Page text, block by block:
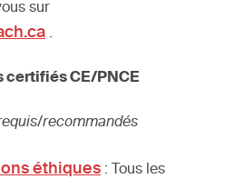
sur
.
certifiés CE/PNCE
recommandés
éthiques : Tous les